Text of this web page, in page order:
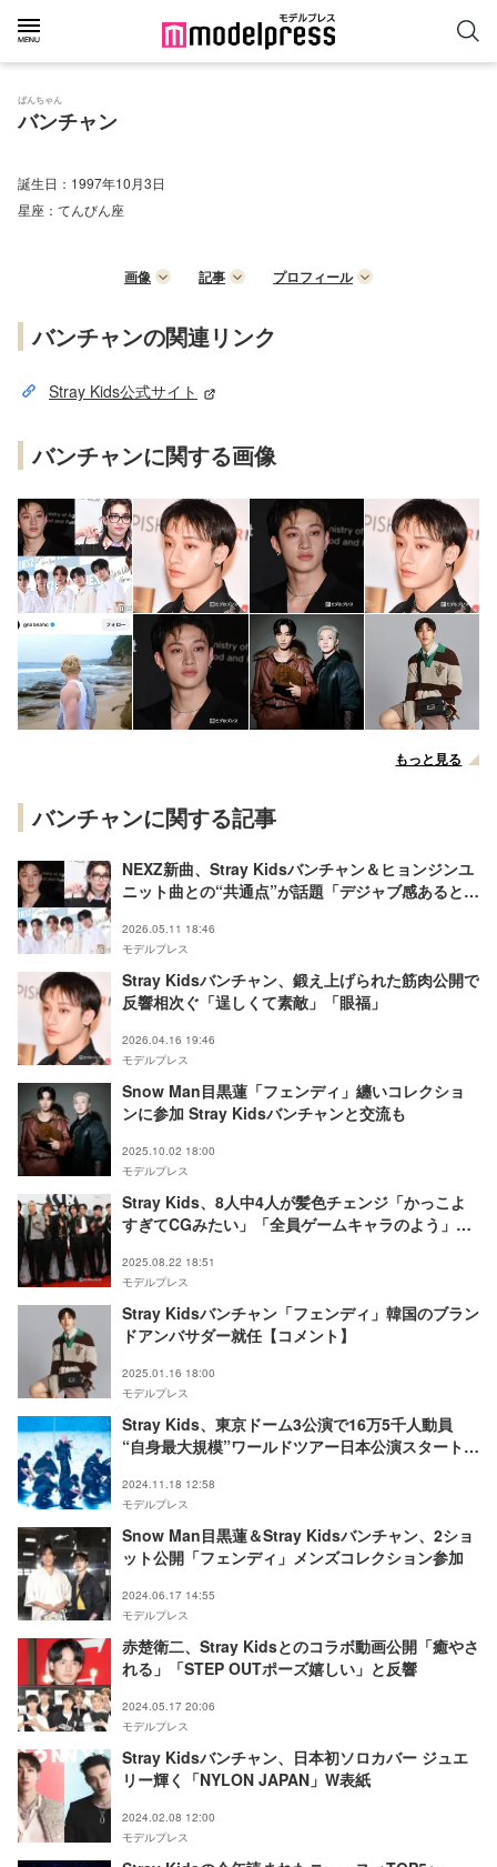
ばんちゃん
バンチャン
誕生日： 1997年10月3日
星座： てんびん座
画像 記事 プロフィール
バンチャンの関連リンク
Stray Kids公式サイト
バンチャンに関する画像
もっと見る
バンチャンに関する記事
NEXZ新曲、Stray Kidsバンチャン＆ヒョンジンユ
ニット曲との“共通点”が話題「デジャブ感あると思
2026.05.11 18:46
モデルプレス
Stray Kidsバンチャン、鍛え上げられた筋肉公開で
反響相次ぐ「逞しくて素敵」「眼福」
2026.04.16 19:46
モデルプレス
Snow Man目黒蓮「フェンディ」纏いコレクショ
ンに参加 Stray Kidsバンチャンと交流も
2025.10.02 18:00
モデルプレス
Stray Kids、8人中4人が髪色チェンジ「かっこよ
すぎてCGみたい」「全員ゲームキャラのよう」の
2025.08.22 18:51
モデルプレス
Stray Kidsバンチャン「フェンディ」韓国のブラン
ドアンバサダー就任【コメント】
2025.01.16 18:00
モデルプレス
Stray Kids、東京ドーム3公演で16万5千人動員
“自身最大規模”ワールドツアー日本公演スタート
2024.11.18 12:58
モデルプレス
Snow Man目黒蓮＆Stray Kidsバンチャン、2ショ
ット公開「フェンディ」メンズコレクション参加
2024.06.17 14:55
モデルプレス
赤楚衛二、Stray Kidsとのコラボ動画公開「癒やさ
れる」「STEP OUTポーズ嬉しい」と反響
2024.05.17 20:06
モデルプレス
Stray Kidsバンチャン、日本初ソロカバー ジュエ
リー輝く「NYLON JAPAN」W表紙
2024.02.08 12:00
モデルプレス